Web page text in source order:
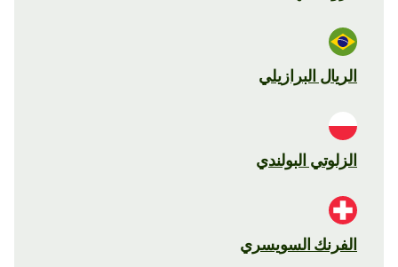
الريال البرازيلي
الزلوتي البولندي
الفرنك السويسري